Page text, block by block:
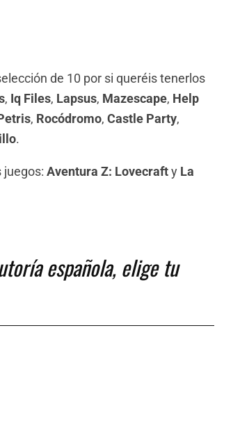
de 10 por si queréis tenerlos
, Iq Files, Lapsus, Mazescape, Help
, Rocódromo, Castle Party,
.
juegos: Aventura Z: Lovecrafty La
española, elige tu